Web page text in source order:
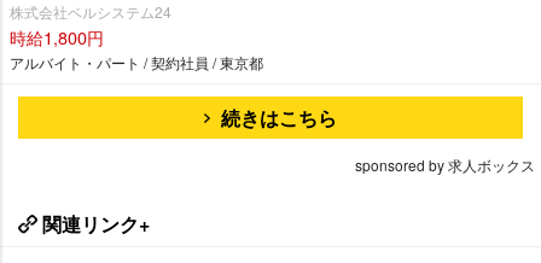
株式会社ベルシステム24
時給1,800円
アルバイト・パート / 契約社員 / 東京都
続きはこちら
sponsored by 求人ボックス
関連リンク+